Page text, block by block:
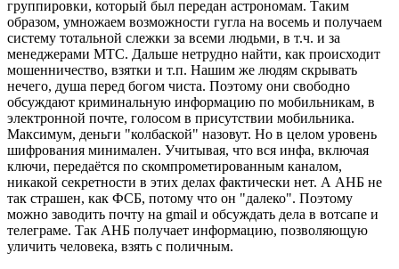
группировки, который был передан астрономам. Таким
образом, умножаем возможности гугла на восемь и получаем
систему тотальной слежки за всеми людьми, в т.ч. и за
менеджерами МТС. Дальше нетрудно найти, как происходит
мошенничество, взятки и т.п. Нашим же людям скрывать
нечего, душа перед богом чиста. Поэтому они свободно
обсуждают криминальную информацию по мобильникам, в
электронной почте, голосом в присутствии мобильника.
Максимум, деньги "колбаской" назовут. Но в целом уровень
шифрования минимален. Учитывая, что вся инфа, включая
ключи, передаётся по скомпрометированным каналом,
никакой секретности в этих делах фактически нет. А АНБ не
так страшен, как ФСБ, потому что он "далеко". Поэтому
можно заводить почту на gmail и обсуждать дела в вотсапе и
телеграме. Так АНБ получает информацию, позволяющую
уличить человека, взять с поличным.